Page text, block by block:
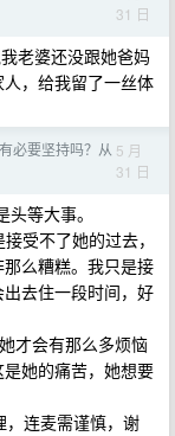
31 日
老婆还没跟她爸妈
，给我留了一丝体
必要坚持吗？从 5 月
31 日
等大事。
受不了她的过去，
么糟糕。我只是接
去住一段时间，好
才会有那么多烦恼
她的痛苦，她想要
，连麦需谨慎，谢